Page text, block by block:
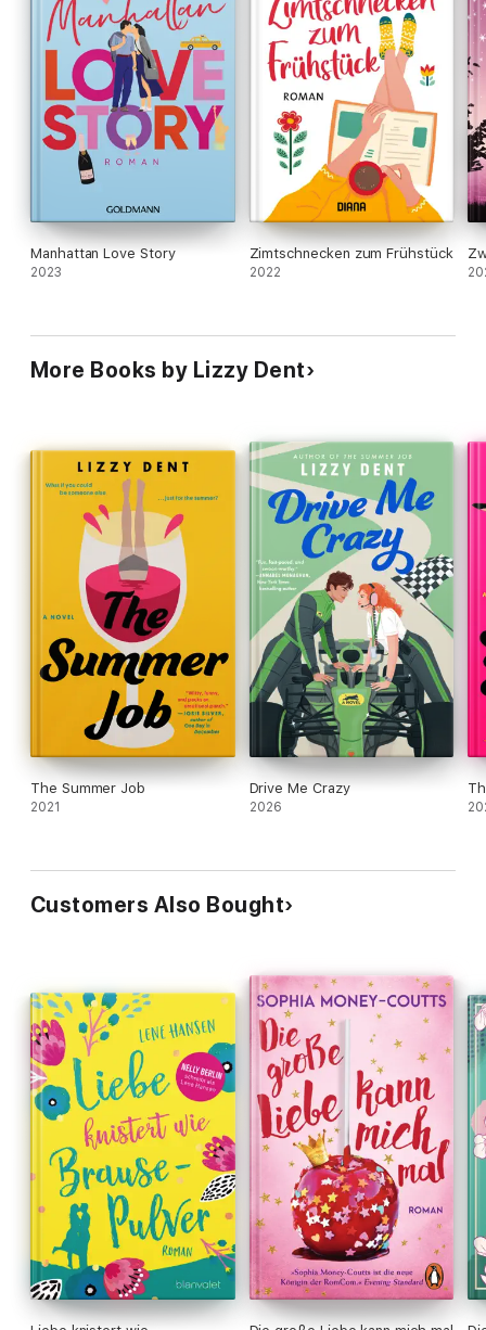
Manhattan Love Story
2023
Zimtschnecken zum Frühstück
2022
More Books by Lizzy Dent
The Summer Job
2021
Drive Me Crazy
2026
Customers Also Bought